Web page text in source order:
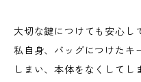
大切な鍵につけても安心し
私自身、バッグにつけたキ
しまい、本体をなくしてし